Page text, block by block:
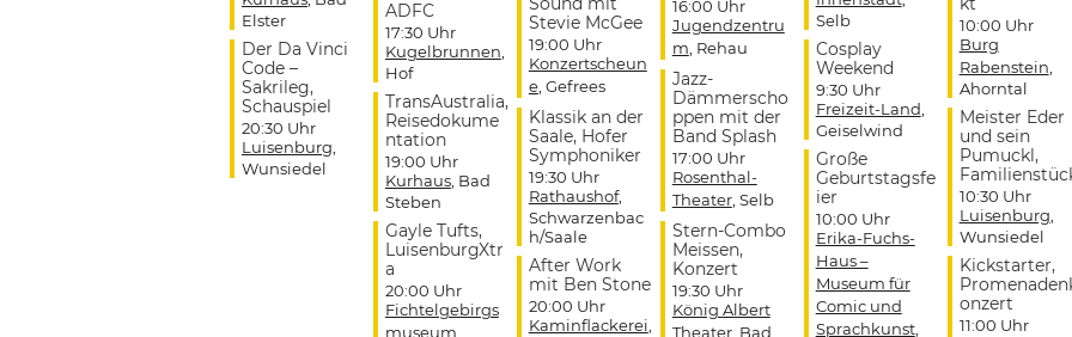
Elster
Der Da Vinci
Code –
Sakrileg,
Schauspiel
20:30 Uhr
Luisenburg,
Wunsiedel
ADFC
17:30 Uhr
Kugelbrunnen,
Hof
TransAustralia,
Reisedokume
ntation
19:00 Uhr
Kurhaus, Bad
Steben
Gayle Tufts,
LuisenburgXtr
a
20:00 Uhr
Fichtelgebirgs
museum,
Stevie McGee
19:00 Uhr
Konzertscheun
e, Gefrees
Klassik an der
Saale, Hofer
Symphoniker
19:30 Uhr
Rathaushof,
Schwarzenbac
h/Saale
After Work
mit Ben Stone
20:00 Uhr
Kaminflackerei,
16:00 Uhr
Jugendzentru
m, Rehau
Jazz-
Dämmerscho
ppen mit der
Band Splash
17:00 Uhr
Rosenthal-
Theater, Selb
Stern-Combo
Meissen,
Konzert
19:30 Uhr
König Albert
Theater, Bad
Selb
Cosplay
Weekend
9:30 Uhr
Freizeit-Land,
Geiselwind
Große
Geburtstagsfe
ier
10:00 Uhr
Erika-Fuchs-
Haus –
Museum für
Comic und
Sprachkunst,
10:00 Uhr
Burg
Rabenstein,
Ahorntal
Meister Eder
und sein
Pumuckl,
10:30 Uhr
Luisenburg,
Wunsiedel
Kickstarter,
onzert
11:00 Uhr